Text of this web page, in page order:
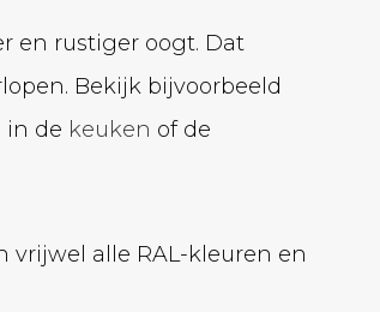
en rustiger oogt. Dat
Bekijk bijvoorbeeld
in de keuken of de
vrijwel alle RAL-kleuren en